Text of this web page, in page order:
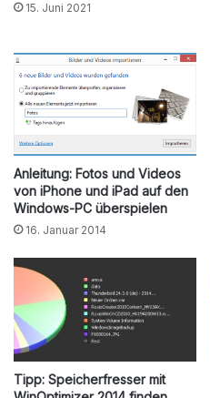
15. Juni 2021
Anleitung: Fotos und Videos
von iPhone und iPad auf den
Windows-PC überspielen
16. Januar 2014
Tipp: Speicherfresser mit